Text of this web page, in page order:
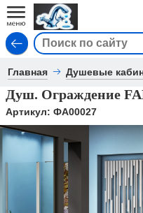
Главная Душевые
Душ. Ограждение
Артикул: ФА00027